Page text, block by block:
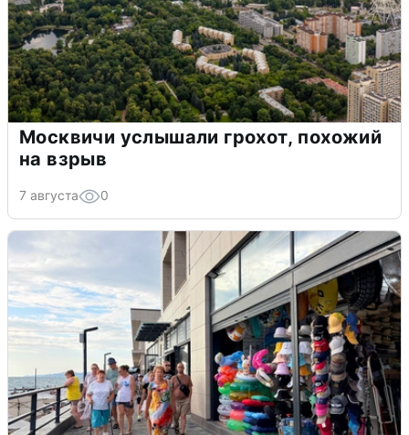
Москвичи услышали грохот, похожий
на взрыв
7 августа 0